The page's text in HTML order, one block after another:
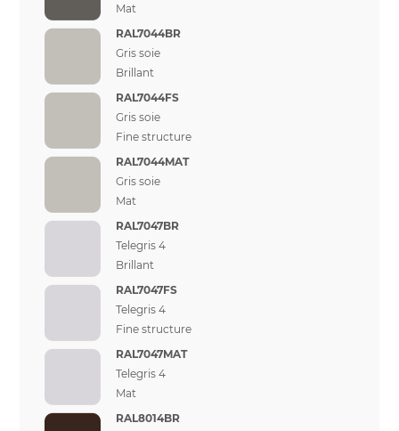
Mat
RAL7044BR
Gris soie
Brillant
RAL7044FS
Gris soie
Fine structure
RAL7044MAT
Gris soie
Mat
RAL7047BR
Telegris 4
Brillant
RAL7047FS
Telegris 4
Fine structure
RAL7047MAT
Telegris 4
Mat
RAL8014BR